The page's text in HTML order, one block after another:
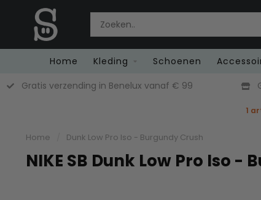
Home Kleding Schoenen
Gratis retourneren in België
1
Home Dunk Low Pro Iso - Burgundy Crush
NIKE SB Dunk Low Pro Iso -